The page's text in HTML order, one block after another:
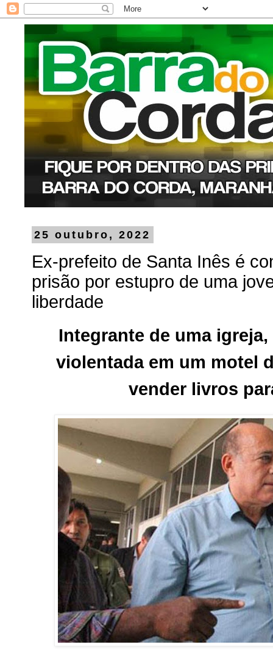
25 outubro, 2022
Ex-prefeito de Santa Inês é
prisão por estupro de uma
liberdade
Integrante de uma
violentada em um motel
vender livros